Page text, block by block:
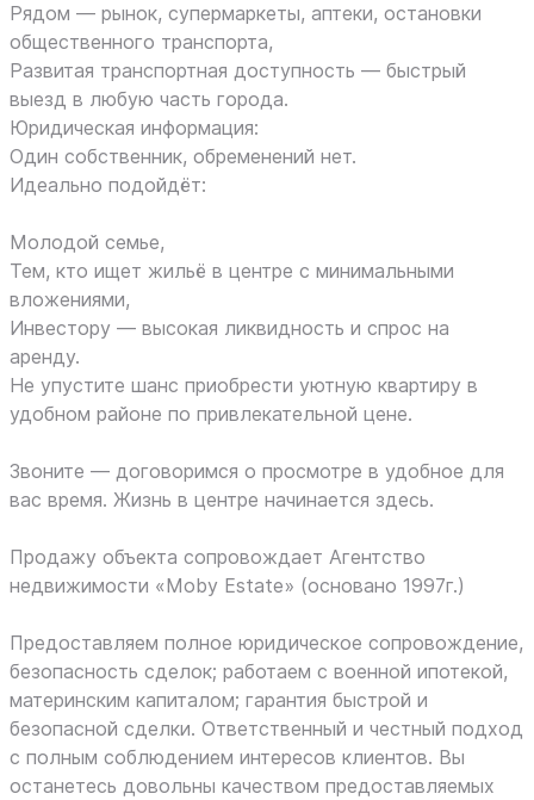
Рядом — рынок, супермаркеты, аптеки, остановки
общественного транспорта,
Развитая транспортная доступность — быстрый
выезд в любую часть города.
Юридическая информация:
Один собственник, обременений нет.
Идеально подойдёт:
Молодой семье,
Тем, кто ищет жильё в центре с минимальными
вложениями,
Инвестору — высокая ликвидность и спрос на
аренду.
Не упустите шанс приобрести уютную квартиру в
удобном районе по привлекательной цене.
Звоните — договоримся о просмотре в удобное для
вас время. Жизнь в центре начинается здесь.
Продажу объекта сопровождает Агентство
недвижимости «Moby Estate» (основано 1997г.)
Предоставляем полное юридическое сопровождение,
безопасность сделок; работаем с военной ипотекой,
материнским капиталом; гарантия быстрой и
безопасной сделки. Ответственный и честный подход
с полным соблюдением интересов клиентов. Вы
останетесь довольны качеством предоставляемых